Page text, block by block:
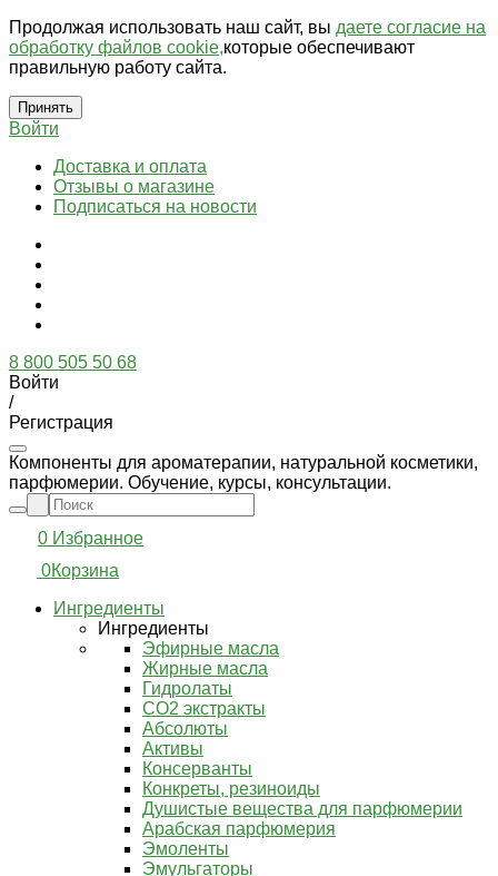
Продолжая использовать наш сайт, вы даете согласие на
обработку файлов cookie,которые обеспечивают
правильную работу сайта.
Принять
Войти
Доставка и оплата
Отзывы о магазине
Подписаться на новости
8 800 505 50 68
Войти
/
Регистрация
Компоненты для ароматерапии, натуральной косметики,
парфюмерии. Обучение, курсы, консультации.
0 Избранное
0Корзина
Ингредиенты
Ингредиенты
Эфирные масла
Жирные масла
Гидролаты
СО2 экстракты
Абсолюты
Активы
Консерванты
Конкреты, резиноиды
Душистые вещества для парфюмерии
Арабская парфюмерия
Эмоленты
Эмульгаторы